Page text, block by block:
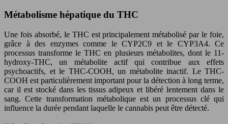
Métabolisme hépatique du THC
Une fois absorbé, le THC est principalement métabolisé par le foie,
grâce à des enzymes comme le CYP2C9 et le CYP3A4. Ce
processus transforme le THC en plusieurs métabolites, dont le 11-
hydroxy-THC, un métabolite actif qui contribue aux effets
psychoactifs, et le THC-COOH, un métabolite inactif. Le THC-
COOH est particulièrement important pour la détection à long terme,
car il est stocké dans les tissus adipeux et libéré lentement dans le
sang. Cette transformation métabolique est un processus clé qui
influence la durée pendant laquelle le cannabis peut être détecté.